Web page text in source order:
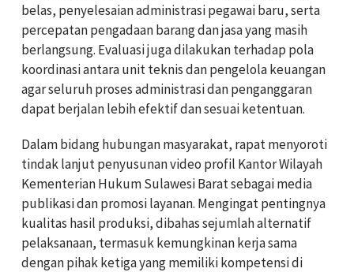
belas, penyelesaian administrasi pegawai baru, serta
percepatan pengadaan barang dan jasa yang masih
berlangsung. Evaluasi juga dilakukan terhadap pola
koordinasi antara unit teknis dan pengelola keuangan
agar seluruh proses administrasi dan penganggaran
dapat berjalan lebih efektif dan sesuai ketentuan.
Dalam bidang hubungan masyarakat, rapat menyoroti
tindak lanjut penyusunan video profil Kantor Wilayah
Kementerian Hukum Sulawesi Barat sebagai media
publikasi dan promosi layanan. Mengingat pentingnya
kualitas hasil produksi, dibahas sejumlah alternatif
pelaksanaan, termasuk kemungkinan kerja sama
dengan pihak ketiga yang memiliki kompetensi di